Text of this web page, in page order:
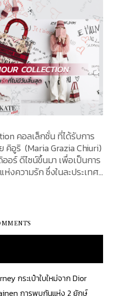
คอลเล็กชั่น ที่ได้รับการ
คิอูริ (Maria Grazia Chiuri)
อร์ ดีไซน์ขึ้นมา เพื่อเป็นการ
งความรัก ซึ่งในละประเทศ
นคือ การแสดงออกถึงความ
น เพื่อให้คุณได้มอบของ
กาสพิเศษนี้ เมื่อเทศกาลวัน
นนี้ คือแฟชั่นที่สื่อถึงการ
ไม่มีวันสิ้นสุด ซึ่งคอลเล็กชั่น
น Limited Edition สำหรับ
น Chinese Valentine’s
เดือน 7 ของทุกปีตามปฏิทิน
กระเป๋าใบใหม่จาก Dior
การพบกันแห่ง 2 ยักษ์